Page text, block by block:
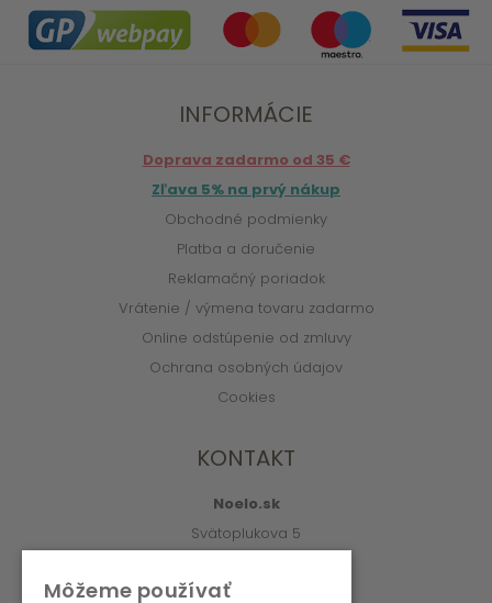
INFORMÁCIE
Doprava zadarmo od 35 €
Zľava 5% na prvý nákup
Obchodné podmienky
Platba a doručenie
Reklamačný poriadok
Vrátenie / výmena tovaru zadarmo
Online odstúpenie od zmluvy
Ochrana osobných údajov
Cookies
KONTAKT
Noelo.sk
Svätoplukova 5
Môžeme používať